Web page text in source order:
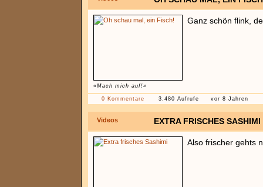
«Mach mich auf!»
Ganz schön flink,
0 Kommentare 3.480 Aufrufe vor 8 Jahren
Videos EXTRA FRISCHES SASHIMI
Also frischer gehts